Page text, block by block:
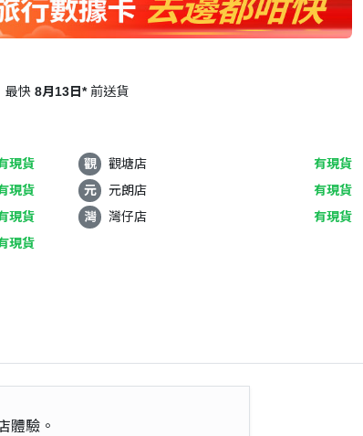
最快 8月13日* 前送貨
現貨 觀 觀塘店
有現貨
現貨 元 元朗店
有現貨
現貨 灣 灣仔店
有現貨
現貨
體驗。